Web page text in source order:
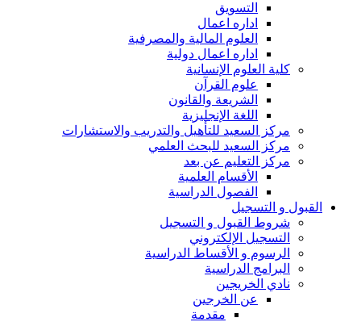
التسويق
اداره اعمال
العلوم المالية والمصرفية
اداره اعمال دولية
كلية العلوم الإنسانية
علوم القرآن
الشريعة والقانون
اللغة الإنجليزية
مركز السعيد للتأهيل والتدريب والاستشارات
مركز السعيد للبحث العلمي
مركز التعليم عن بعد
الأقسام العلمية
الفصول الدراسية
القبول و التسجيل
شروط القبول و التسجيل
التسجيل الإلكتروني
الرسوم و الأقساط الدراسية
البرامج الدراسية
نادي الخريجين
عن الخرجين
مقدمة